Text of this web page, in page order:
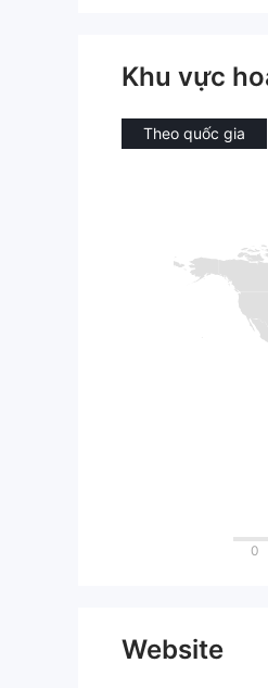
Khu vực
Theo quốc gia
0
Website